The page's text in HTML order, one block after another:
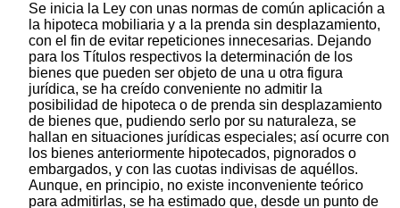
Se inicia la Ley con unas normas de común aplicación a
la hipoteca mobiliaria y a la prenda sin desplazamiento,
con el fin de evitar repeticiones innecesarias. Dejando
para los Títulos respectivos la determinación de los
bienes que pueden ser objeto de una u otra figura
jurídica, se ha creído conveniente no admitir la
posibilidad de hipoteca o de prenda sin desplazamiento
de bienes que, pudiendo serlo por su naturaleza, se
hallan en situaciones jurídicas especiales; así ocurre con
los bienes anteriormente hipotecados, pignorados o
embargados, y con las cuotas indivisas de aquéllos.
Aunque, en principio, no existe inconveniente teórico
para admitirlas, se ha estimado que, desde un punto de